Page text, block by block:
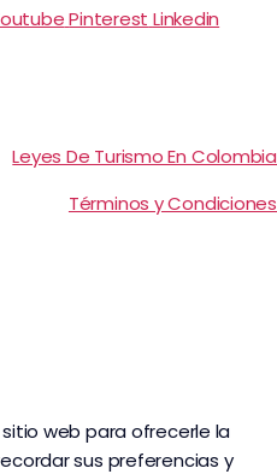
Pinterest Linkedin
Leyes De Turismo En Colombia
Términos y Condiciones
web para ofrecerle la
sus preferencias y